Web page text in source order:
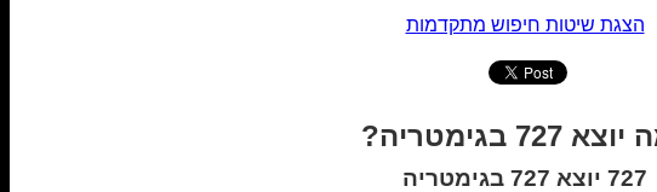
הצגת שיטות חיפוש מתקדמות
727 בגימטריה?
727 יוצא 727 בגימטריה